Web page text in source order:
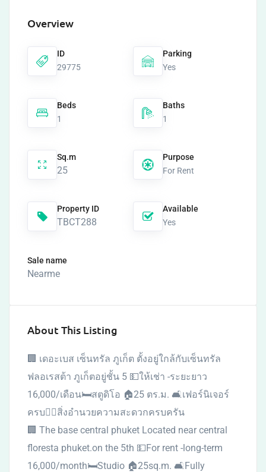
Overview
ID
29775
Parking
Yes
Beds
1
Baths
1
Sq.m
25
Purpose
For Rent
Property ID
TBCT288
Available
Yes
Sale name
Nearme
About This Listing
🏢 เดอะเบส เซ็นทรัล ภูเก็ต ตั้งอยู่ใกล้กับเซ็นทรัล
ฟลอเรสต้า ภูเก็ตอยู่ชั้น 5 💵ให้เช่า -ระยะยาว
16,000/เดือน🛏สตูดิโอ 🏠25 ตร.ม. 🛋เฟอร์นิเจอร์
ครบ🏊‍♀️สิ่งอำนวยความสะดวกครบครัน
🏢 The base central phuket Located near central
floresta phuket.on the 5th 💵For rent -long-term
16,000/month🛏Studio 🏠25sq.m. 🛋Fully